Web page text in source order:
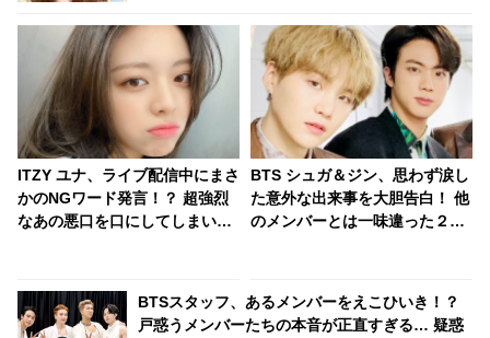
ITZY ユナ、ライブ配信中にまさ
かのNGワード発言！？ 超強烈
なあの悪口を口にしてしまい、
BTS シュガ＆ジン、思わず涙し
た意外な出来事を大胆告白！ 他
のメンバーとは一味違った２人
BTSスタッフ、あるメンバーをえこひいき！？
戸惑うメンバーたちの本音が正直すぎる… 疑惑